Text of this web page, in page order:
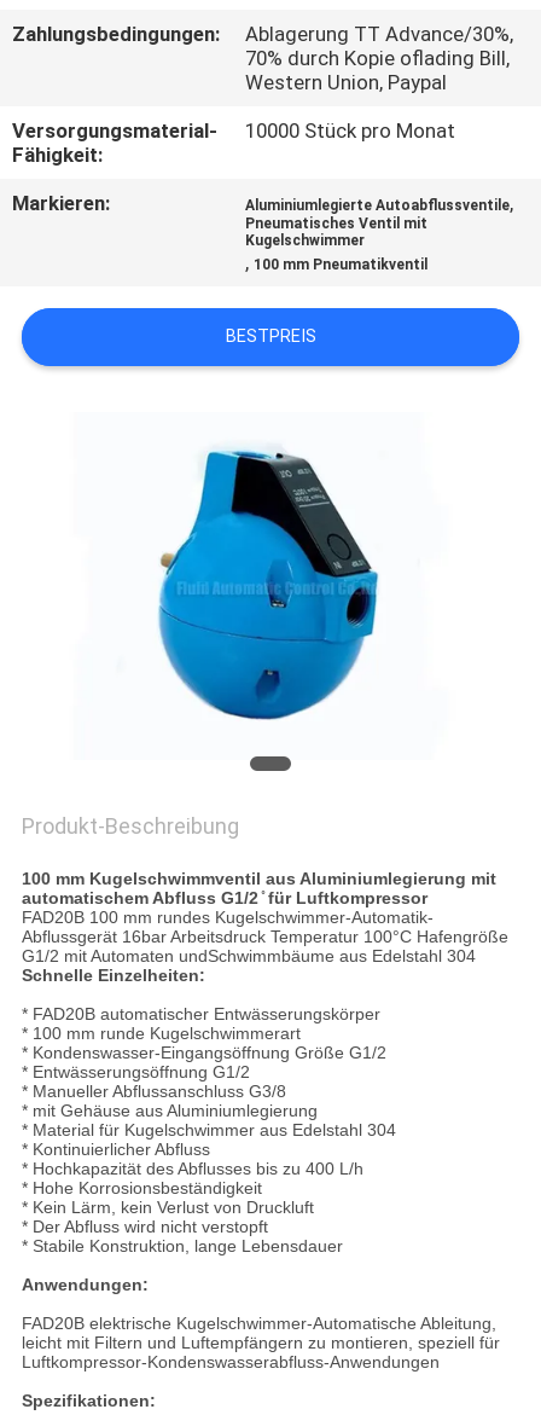
UNS
VERBINDUNG
FORDERN
VR
Zahlungsbedingungen:
Ablagerung TT Advance/30%,
70% durch Kopie oflading Bill,
Western Union, Paypal
Versorgungsmaterial-
Fähigkeit:
10000 Stück pro Monat
Markieren: Aluminiumlegierte Autoabflussventile,
Pneumatisches Ventil mit
Kugelschwimmer
, 100 mm Pneumatikventil
BESTPREIS
Produkt-Beschreibung
100 mm Kugelschwimmventil aus Aluminiumlegierung mit
automatischem Abfluss G1/2 ̊ für Luftkompressor
FAD20B 100 mm rundes Kugelschwimmer-Automatik-
Abflussgerät 16bar Arbeitsdruck Temperatur 100°C Hafengröße
G1/2 mit Automaten undSchwimmbäume aus Edelstahl 304
Schnelle Einzelheiten:
* FAD20B automatischer Entwässerungskörper
* 100 mm runde Kugelschwimmerart
* Kondenswasser-Eingangsöffnung Größe G1/2
* Entwässerungsöffnung G1/2
* Manueller Abflussanschluss G3/8
* mit Gehäuse aus Aluminiumlegierung
* Material für Kugelschwimmer aus Edelstahl 304
* Kontinuierlicher Abfluss
* Hochkapazität des Abflusses bis zu 400 L/h
* Hohe Korrosionsbeständigkeit
* Kein Lärm, kein Verlust von Druckluft
* Der Abfluss wird nicht verstopft
* Stabile Konstruktion, lange Lebensdauer
Anwendungen:
FAD20B elektrische Kugelschwimmer-Automatische Ableitung,
leicht mit Filtern und Luftempfängern zu montieren, speziell für
Luftkompressor-Kondenswasserabfluss-Anwendungen
Spezifikationen: